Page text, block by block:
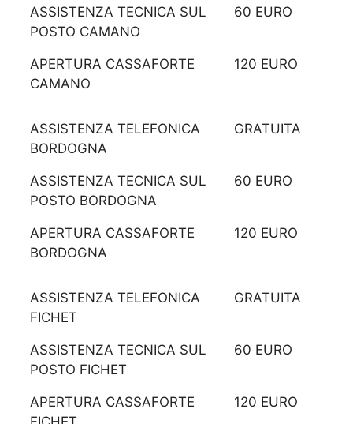
ASSISTENZA TECNICA SUL
POSTO CAMANO
60 EURO
APERTURA CASSAFORTE
CAMANO
120 EURO
ASSISTENZA TELEFONICA
BORDOGNA
GRATUITA
ASSISTENZA TECNICA SUL
POSTO BORDOGNA
60 EURO
APERTURA CASSAFORTE
BORDOGNA
120 EURO
ASSISTENZA TELEFONICA
FICHET
GRATUITA
ASSISTENZA TECNICA SUL
POSTO FICHET
60 EURO
APERTURA CASSAFORTE
120 EURO